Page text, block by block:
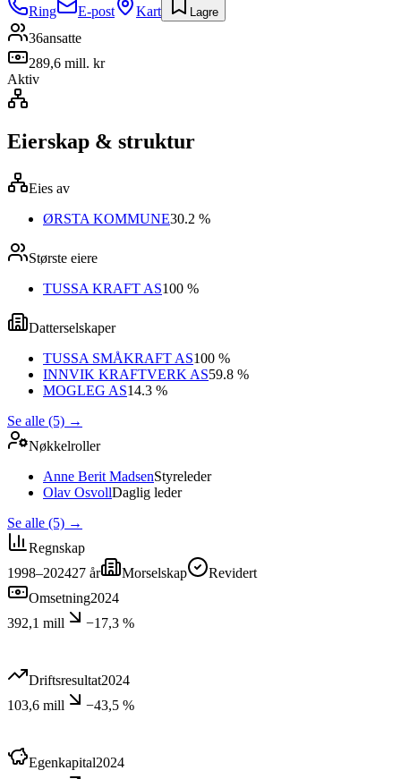
Ring
E-post Kart Lagre
36ansatte
289,6 mill. kr
Aktiv
Eierskap & struktur
Eies av
ØRSTA KOMMUNE30.2 %
Største eiere
TUSSA KRAFT AS100 %
Datterselskaper
TUSSA SMÅKRAFT AS100 %
INNVIK KRAFTVERK AS59.8 %
MOGLEG AS14.3 %
Se alle (5) →
Nøkkelroller
Anne Berit MadsenStyreleder
Olav OsvollDaglig leder
Se alle (5) →
Regnskap
1998–202427 år Morselskap
Revidert
Omsetning2024
392,1 mill
−17,3 %
Driftsresultat2024
103,6 mill
−43,5 %
Egenkapital2024